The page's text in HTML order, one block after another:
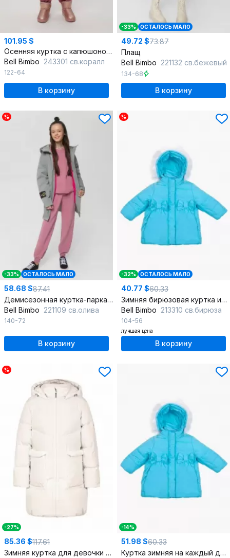
101.95 $
Осенняя куртка с капюшоном для девочки
Bell Bimbo 243301 св.коралл
122-64
В корзину
-33% ОСТАЛОСЬ МАЛО
49.72 $73.87
Плащ
Bell Bimbo 221132 св.бежевый
134-68
В корзину
%
-33% ОСТАЛОСЬ МАЛО
58.68 $87.41
Демисезонная куртка-парка для девочки на утеплителе
Bell Bimbo 221109 св.олива
140-72
В корзину
%
-32% ОСТАЛОСЬ МАЛО
40.77 $60.33
Зимняя бирюзовая куртка из плащевой ткани с капюшоном
Bell Bimbo 213310 св.бирюза
104-56
лучшая цена
В корзину
%
-27%
85.36 $117.61
Зимняя куртка для девочки с пухом и декором из меха и бусин
-14%
51.98 $60.33
Куртка зимняя на каждый день бирюзовая из плащёвой ткани